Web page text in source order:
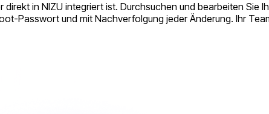
in NIZU integriert ist. Durchsuchen und bearbeiten Sie
Passwort und mit Nachverfolgung jeder Änderung. Ihr